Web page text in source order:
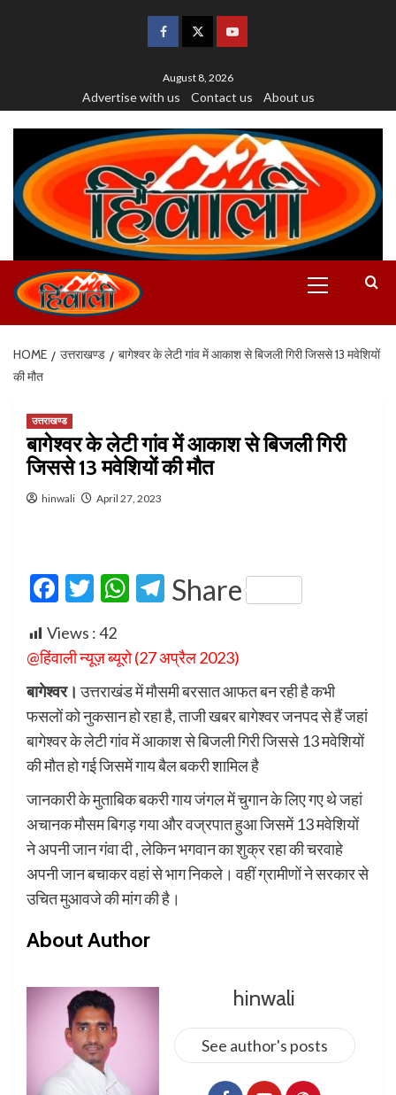
August 8, 2026
Advertise with us Contact us About us
HOME उत्तराखण्ड
बागेश्वर के लेटी गांव में आकाश से बिजली गिरी जिससे 13 मवेशियों
की मौत
उत्तराखण्ड
बागेश्वर के लेटी गांव में आकाश से बिजली गिरी
जिससे 13 मवेशियों की मौत
hinwali April 27, 2023
Facebook
Twitter
WhatsApp
Telegram
Share
Views :42
@हिंवाली न्यूज़ ब्यूरो (27 अप्रैल 2023)
बागेश्वर। उत्तराखंड में मौसमी बरसात आफत बन रही है कभी
फसलों को नुकसान हो रहा है, ताजी खबर बागेश्वर जनपद से हैं जहां
बागेश्वर के लेटी गांव में आकाश से बिजली गिरी जिससे 13 मवेशियों
की मौत हो गई जिसमें गाय बैल बकरी शामिल है
जानकारी के मुताबिक बकरी गाय जंगल में चुगान के लिए गए थे जहां
अचानक मौसम बिगड़ गया और वज्रपात हुआ जिसमें 13 मवेशियों
ने अपनी जान गंवा दी , लेकिन भगवान का शुक्र रहा की चरवाहे
अपनी जान बचाकर वहां से भाग निकले। वहीं ग्रामीणों ने सरकार से
उचित मुआवजे की मांग की है।
About Author
hinwali
See author's posts